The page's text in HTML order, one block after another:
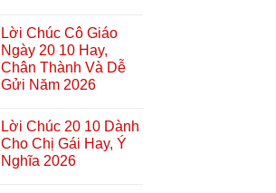
Lời Chúc Cô Giáo
Ngày 20 10 Hay,
Chân Thành Và Dễ
Gửi Năm 2026
Lời Chúc 20 10 Dành
Cho Chị Gái Hay, Ý
Nghĩa 2026